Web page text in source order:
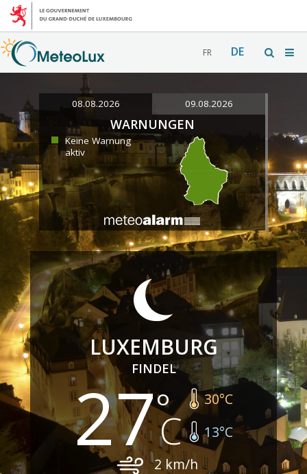
FR DE
08.08.2026 09.08.2026
WARNUNGEN
Keine Warnung
aktiv
LUXEMBURG
FINDEL
27 30°C
13°C
2 km/h